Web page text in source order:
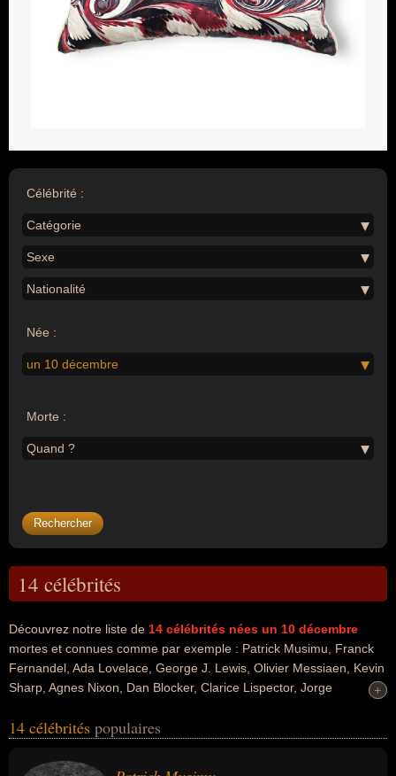
Célébrité :
Catégorie
Sexe
Nationalité
Née :
un 10 décembre
Morte :
Quand ?
14 célébrités
Découvrez notre liste de 14 célébrités nées un 10 décembre
mortes et connues comme par exemple : Patrick Musimu, Franck
Fernandel, Ada Lovelace, George J. Lewis, Olivier Messiaen, Kevin
Sharp, Agnes Nixon, Dan Blocker, Clarice Lispector, Jorge
les domaines de l'apnée, du sport, du sport nautique, de l'art, du
science, de la télévision, de la littérature ou de la politique. Ces
+
+
14 célébrités populaires